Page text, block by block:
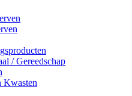
/ Gereedschap
Kwasten